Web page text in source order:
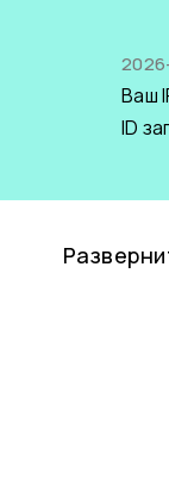
Ваш
ID